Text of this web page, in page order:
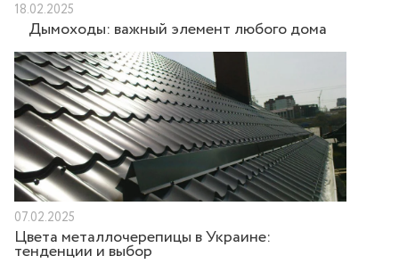
18.02.2025
Дымоходы: важный элемент любого дома
07.02.2025
Цвета металлочерепицы в Украине:
тенденции и выбор